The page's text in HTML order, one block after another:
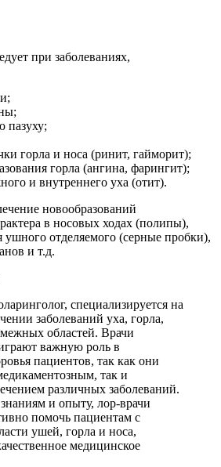
при заболеваниях,
пазуху;
горла и носа (ринит, гайморит);
горла (ангина, фарингит);
и внутреннего уха (отит).
новообразований
в носовых ходах (полипы),
ушного отделяемого (серные пробки),
и т.д.
специализируется на
заболеваний уха, горла,
областей. Врачи
важную роль в
пациентов, так как они
так и
различных заболеваний.
и опыту, лор-врачи
помочь пациентам с
ушей, горла и носа,
медицинское